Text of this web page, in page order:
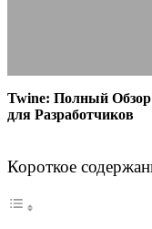
Twine: Полный Обзор
для Разработчиков
Короткое